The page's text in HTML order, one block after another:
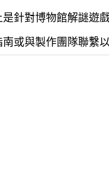
是針對博物館解謎遊
南或與製作團隊聯繫